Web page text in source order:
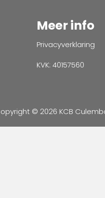
Meer info
Privacyverklaring
KVK: 40157560
© 2026 KCB